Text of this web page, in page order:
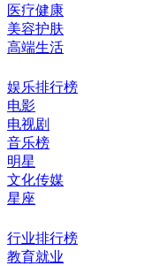
医疗健康
美容护肤
高端生活
娱乐排行榜
电影
电视剧
音乐榜
明星
文化传媒
星座
行业排行榜
教育就业